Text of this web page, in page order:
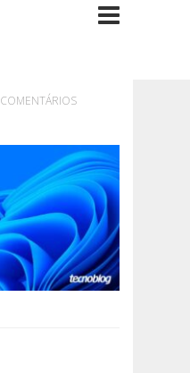
COMENTÁRIOS